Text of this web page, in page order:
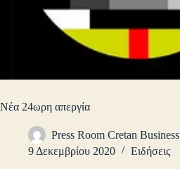
Νέα 24ωρη απεργία
Press Room Cretan Business
9 Δεκεμβρίου 2020
Ειδήσεις